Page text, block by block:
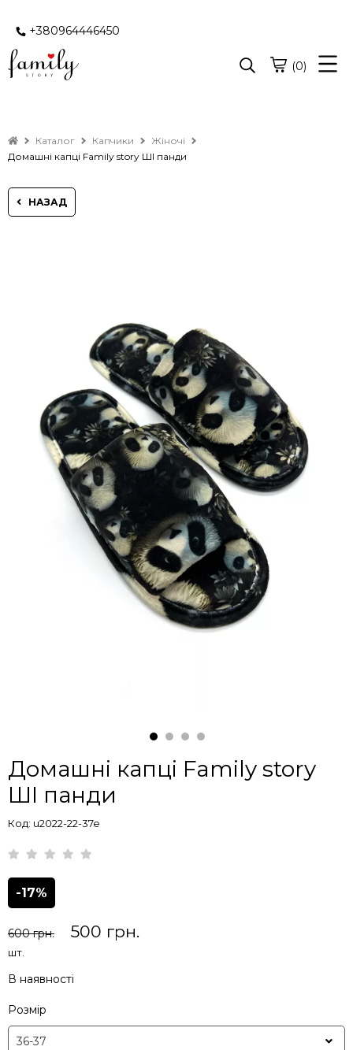
+380964446450
(0)
Каталог Капчики
Жіночі
Домашні капці Family story ШІ панди
НАЗАД
Домашні капці Family story
ШІ панди
Код: u2022-22-37e
-17%
600 грн. 500 грн.
шт.
В наявності
Розмір